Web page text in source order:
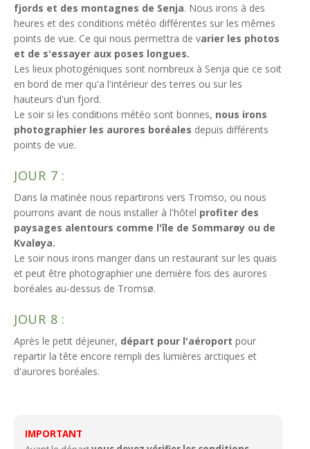
fjords et des montagnes de Senja. Nous irons à des
heures et des conditions météo différentes sur les mêmes
points de vue. Ce qui nous permettra de varier les photos
et de s'essayer aux poses longues.
Les lieux photogéniques sont nombreux à Senja que ce soit
en bord de mer qu'a l'intérieur des terres ou sur les
hauteurs d'un fjord.
Le soir si les conditions météo sont bonnes, nous irons
photographier les aurores boréales depuis différents
points de vue.
JOUR 7 :
Dans la matinée nous repartirons vers Tromso, ou nous
pourrons avant de nous installer à l'hôtel profiter des
paysages alentours comme l'île de Sommarøy ou de
Kvaløya.
Le soir nous irons manger dans un restaurant sur les quais
et peut être photographier une dernière fois des aurores
boréales au-dessus de Tromsø.
JOUR 8 :
Après le petit déjeuner, départ pour l'aéroport pour
repartir la tête encore rempli des lumières arctiques et
d'aurores boréales.
IMPORTANT